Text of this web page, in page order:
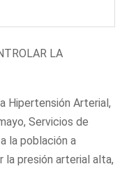
LA
Hipertensión Arterial,
Servicios de
la población a
la presión arterial alta,